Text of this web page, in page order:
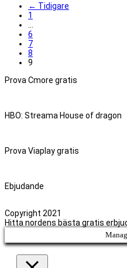
← Tidigare
1
6
7
8
9
Prova Cmore gratis
HBO: Streama House of dragon
Prova Viaplay gratis
Ebjudande
Copyright 2021
Hitta nordens bästa gratis